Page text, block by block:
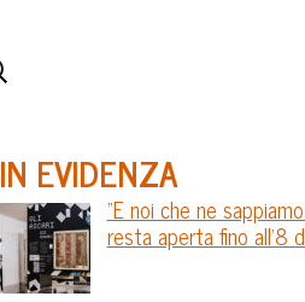
IN EVIDENZA
“E noi che ne
resta aperta fino all’8